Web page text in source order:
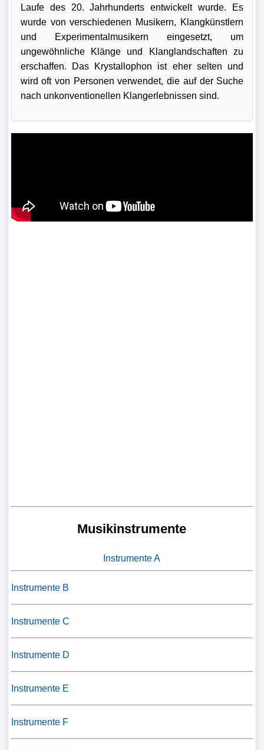
Laufe des 20. Jahrhunderts entwickelt wurde. Es
wurde von verschiedenen Musikern, Klangkünstlern
und Experimentalmusikern eingesetzt, um
ungewöhnliche Klänge und Klanglandschaften zu
erschaffen. Das Krystallophon ist eher selten und
wird oft von Personen verwendet, die auf der Suche
nach unkonventionellen Klangerlebnissen sind.
Musikinstrumente
Instrumente A
Instrumente B
Instrumente C
Instrumente D
Instrumente E
Instrumente F